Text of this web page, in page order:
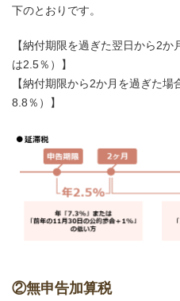
下のとおりです。
【納付期限を過ぎた翌日から2
は2.5％）】
【納付期限から2か月を過ぎた
8.8％）】
②無申告加算税